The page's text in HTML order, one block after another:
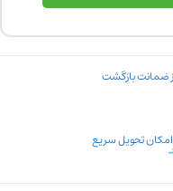
امکان تحویل سریع